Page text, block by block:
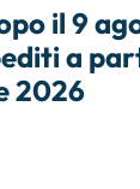
il9
a
2026